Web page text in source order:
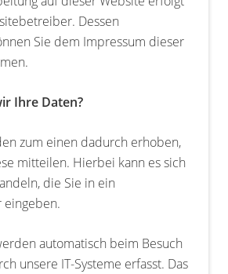
Dessen
Sie dem Impressum dieser
Ihre Daten?
zum einen dadurch erhoben,
mitteilen. Hierbei kann es sich
die Sie in ein
eingeben.
automatisch beim Besuch
unsere IT-Systeme erfasst. Das